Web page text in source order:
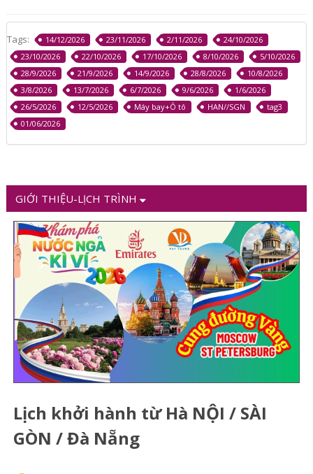
Tags: 14/12/2026 23/11/2026 2/11/2026
24/10/2026
23/10/2026
22/10/2026 17/10/2026 8/10/2026
5/10/2026
28/9/2026
21/9/2026 14/9/2026 28/8/2026
10/8/2026
3/8/2026
13/7/2026 6/7/2026 9/6/2026
1/6/2026
26/5/2026
12/5/2026 Máy bay+Ô tô HAN//SGN
tag3
01/06/2026
GIỚI THIỆU-LỊCH TRÌNH
Lịch khởi hành từ Hà NỘI / SÀI
GÒN / Đà Nẵng